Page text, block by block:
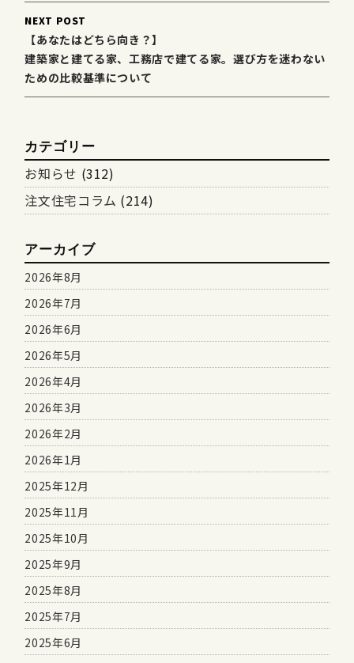
NEXT POST
【あなたはどちら向き？】
建築家と建てる家、工務店で建てる家。選び方を迷わない
ための比較基準について
カテゴリー
お知らせ (312)
注文住宅コラム (214)
アーカイブ
2026年8月
2026年7月
2026年6月
2026年5月
2026年4月
2026年3月
2026年2月
2026年1月
2025年12月
2025年11月
2025年10月
2025年9月
2025年8月
2025年7月
2025年6月